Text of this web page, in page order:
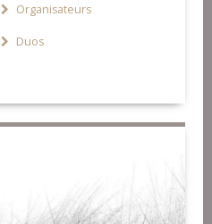
Organisateurs
Duos